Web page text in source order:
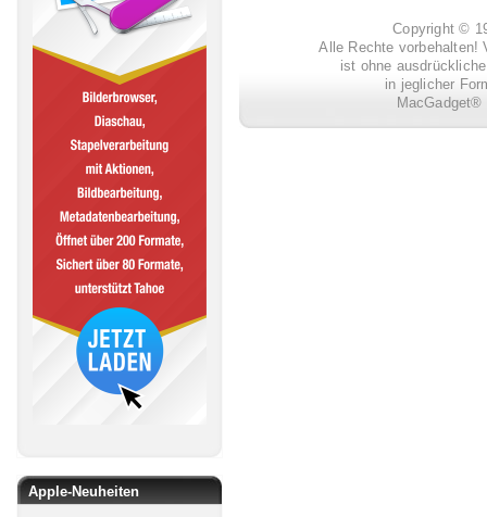
Apple-Neuheiten
Copyright ©
Alle Rechte vorbehalten!
ist ohne
in jeglicher
MacGadget®